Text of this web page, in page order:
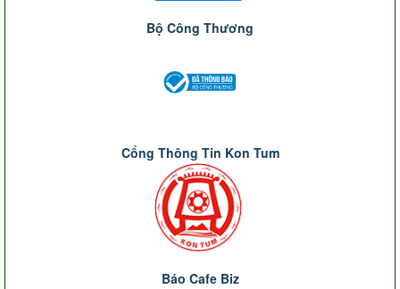
Bộ Công Thương
Cổng Thông Tin Kon Tum
Báo Cafe Biz